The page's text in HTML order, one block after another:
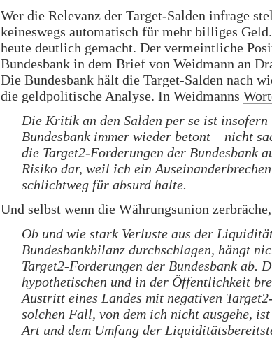
Wer die Relevanz der Target-Salden infrage
keineswegs automatisch für mehr billiges
heute deutlich gemacht. Der vermeintliche
Bundesbank in dem Brief von Weidmann an
Die Bundesbank hält die Target-Salden nach
die geldpolitische Analyse. In Weidmanns
Die Kritik an den Salden per se ist insofern
Bundesbank immer wieder betont – nicht
die Target2-Forderungen der Bundesbank
Risiko dar, weil ich ein
schlichtweg für absurd halte.
Und selbst wenn die Währungsunion
Ob und wie stark Verluste aus der
Bundesbankbilanz durchschlagen, hängt
Target2-Forderungen der Bundesbank ab.
hypothetischen und in der Öffentlichkeit
Austritt eines Landes mit negativen
solchen Fall, von dem ich nicht ausgehe,
Art und dem Umfang der